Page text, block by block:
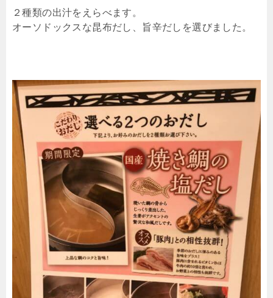
２種類の出汁をえらべます。
オーソドックスな昆布だし、旨辛だしを選びました。